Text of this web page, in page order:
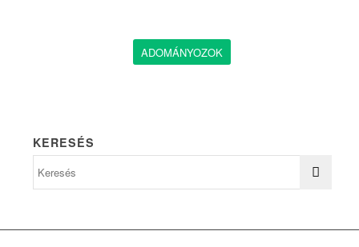
ADOMÁNYOZOK
KERESÉS